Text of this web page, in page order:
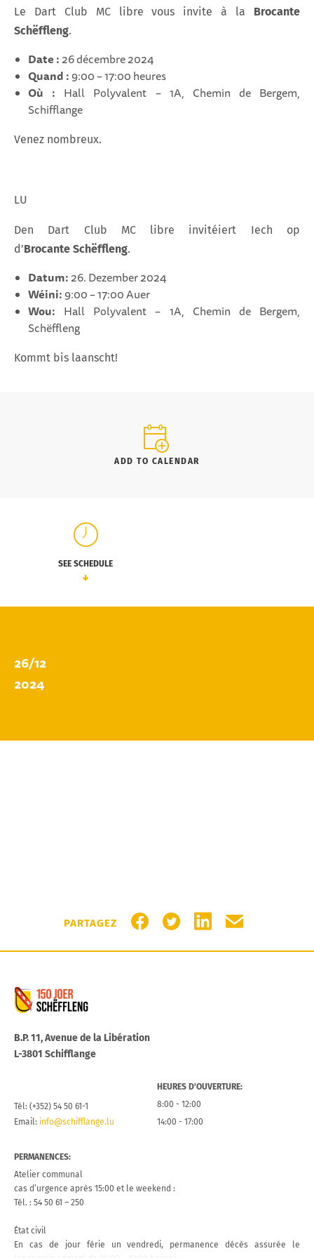
Le Dart Club MC libre vous invite à la Brocante
Schëffleng.
Date : 26 décembre 2024
Quand :9:00 – 17:00 heures
Où : Hall Polyvalent – 1A, Chemin de Bergem,
Schifflange
Venez nombreux.
LU
Den Dart Club MC libre invitéiert Iech op
d’Brocante Schëffleng.
Datum: 26. Dezember 2024
Wéini:9:00 – 17:00 Auer
Wou: Hall Polyvalent – 1A, Chemin de Bergem,
Schëffleng
Kommt bis laanscht!
ADD TO CALENDAR
SEE SCHEDULE
26/12
2024
PARTAGEZ
PARTAGER SUR FACEBOOK
PARTAGER SUR TWITTER
PARTAGER SUR
PARTAGER
B.P. 11, Avenue de la Libération
L-3801 Schifflange
Tél: (+352) 54 50 61-1
Email: info@schifflange.lu
HEURES D’OUVERTURE:
8:00 - 12:00
14:00 - 17:00
PERMANENCES:
Atelier communal
cas d’urgence après 15:00 et le weekend :
Tél. : 54 50 61 – 250
État civil
En cas de jour férie un vendredi, permanence décès assurée le